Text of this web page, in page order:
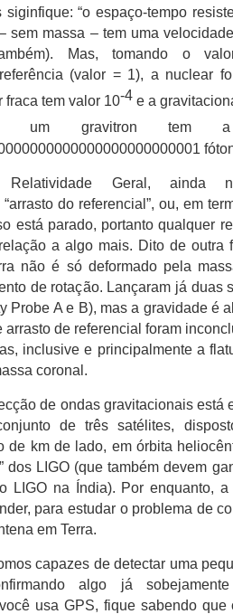
“o espaço-tempo
sem massa – tem uma
Mas, tomando o
(valor = 1), a nuclear
fraca tem valor 10-4 e a
um gravitron tem
Geral, ainda
do referencial”, ou, em
está parado, portanto qualquer
a algo mais. Dito de outra
não é só deformado pela
de rotação. Lançaram já duas
Probe A e B), mas a gravidade é
de referencial foram
inclusive e principalmente a
coronal.
de ondas gravitacionais está
de três satélites,
de km de lado, em órbita
dos LIGO (que também devem
LIGO na Índia). Por enquanto,
para estudar o problema de
em Terra.
capazes de detectar uma
algo já
usa GPS, fique sabendo que